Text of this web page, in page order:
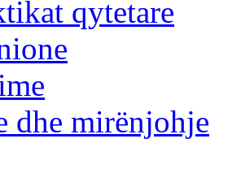
qytetare
dhe mirënjohje